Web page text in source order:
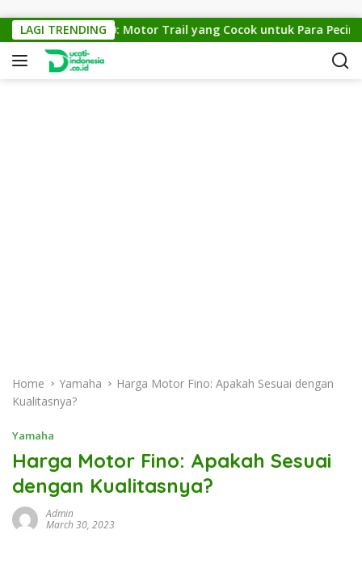
LAGI TRENDING
KTM Cross 150: Motor Trail yang Cocok untuk Para Pecinta
Home Yamaha
Harga Motor Fino: Apakah Sesuai dengan
Kualitasnya?
Yamaha
Harga Motor Fino: Apakah Sesuai
dengan Kualitasnya?
Admin
March 30, 2023